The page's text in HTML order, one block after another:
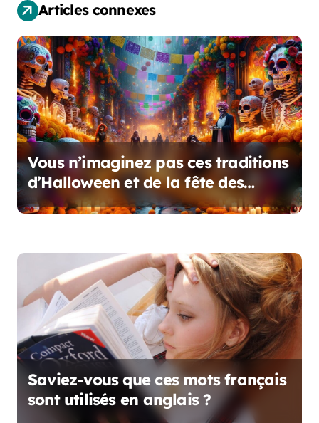
o
n
d
e
l
’
a
r
t
c
l
e
Articles connexes
Vous n’imaginez pas ces traditions
d’Halloween et de la fête des
morts qui frappent le monde !
Saviez-vous que ces mots français
sont utilisés en anglais ?